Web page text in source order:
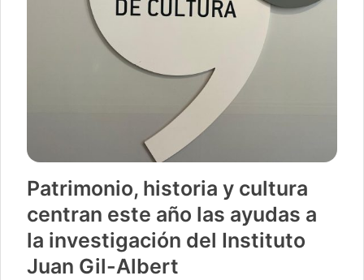
Patrimonio, historia y cultura
centran este año las ayudas a
la investigación del Instituto
Juan Gil-Albert